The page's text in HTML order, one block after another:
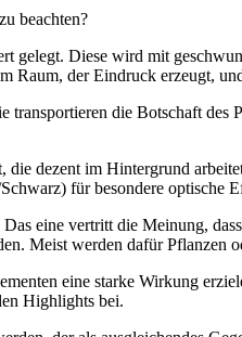
beachten?
Diese wird mit
Raum, der Eindruck erzeugt,
die Botschaft
dezent im Hintergrund
für besondere optische
eine vertritt die Meinung,
Meist werden dafür Pflanzen
eine starke Wirkung
Highlights bei.